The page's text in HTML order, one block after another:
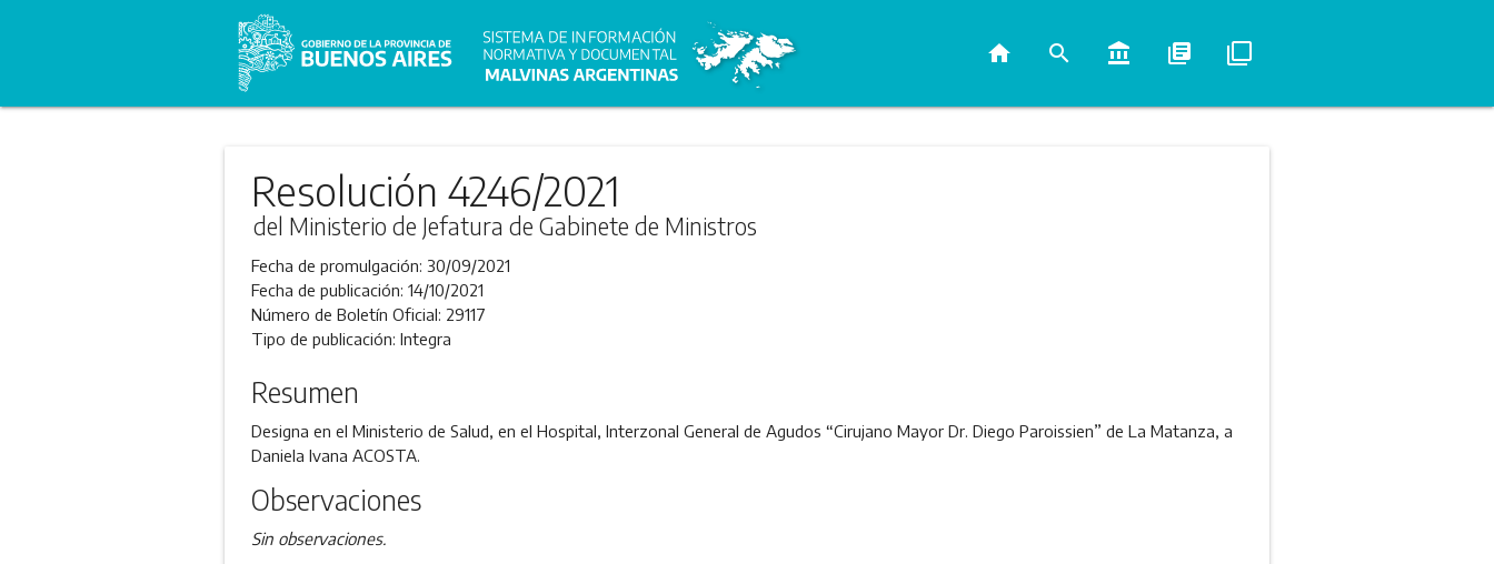
home search account_balance library_books filter_none
Resolución 4246/2021
del Ministerio de Jefatura de Gabinete de Ministros
Fecha de promulgación: 30/09/2021
Fecha de publicación: 14/10/2021
Número de Boletín Oficial: 29117
Tipo de publicación: Integra
Resumen
Designa en el Ministerio de Salud, en el Hospital, Interzonal General de Agudos “Cirujano Mayor Dr. Diego Paroissien” de La Matanza, a
Daniela Ivana ACOSTA.
Observaciones
Sin observaciones.